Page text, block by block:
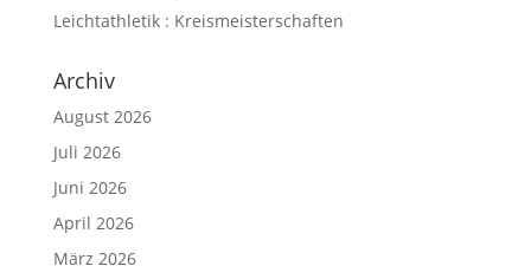
Leichtathletik : Kreismeisterschaften
Archiv
August 2026
Juli 2026
Juni 2026
April 2026
März 2026